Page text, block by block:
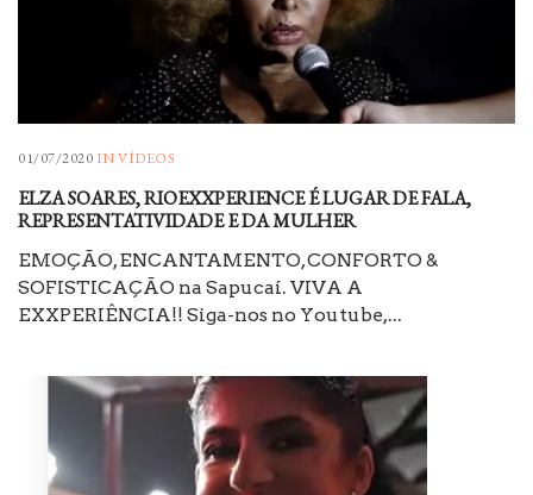
01/07/2020 INVÍDEOS
ELZA SOARES, RIOEXXPERIENCE É LUGAR DE FALA,
REPRESENTATIVIDADE E DA MULHER
EMOÇÃO, ENCANTAMENTO, CONFORTO &
SOFISTICAÇÃO na Sapucaí. VIVA A
EXXPERIÊNCIA!! Siga-nos no Youtube,...